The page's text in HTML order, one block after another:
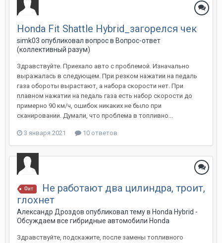
Honda Fit Shattle Hybrid_загорелся чек
simk03 опубликовал вопрос в Вопрос-ответ
(коллективный разум)
Здравствуйте. Приехало авто с проблемой. Изначально
выражалась в следующем. При резком нажатии на педаль
газа обороты вырастают, а набора скорости нет. При
плавном нажатии на педаль газа есть набор скорости до
примерно 90 км/ч, ошибок никаких не было при
сканировании. Думали, что проблема в топливно...
3 января 2021 10 ответов
Фит
Не работают два цилиндра, троит,
глохнет
Александр Дроздов опубликовал тему в Honda Hybrid -
Обсуждаем все гибридные автомобили Honda
Здравствуйте, подскажите, после замены топливного